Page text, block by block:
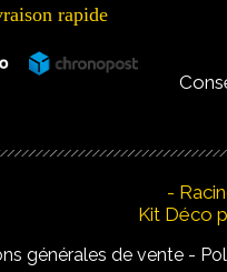
rapide
-
Kit Déco
générales de vente